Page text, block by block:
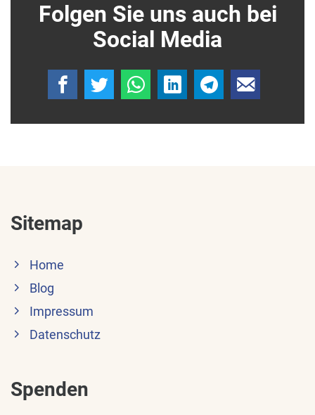
Folgen Sie uns auch bei
Social Media
Sitemap
Home
Blog
Impressum
Datenschutz
Spenden